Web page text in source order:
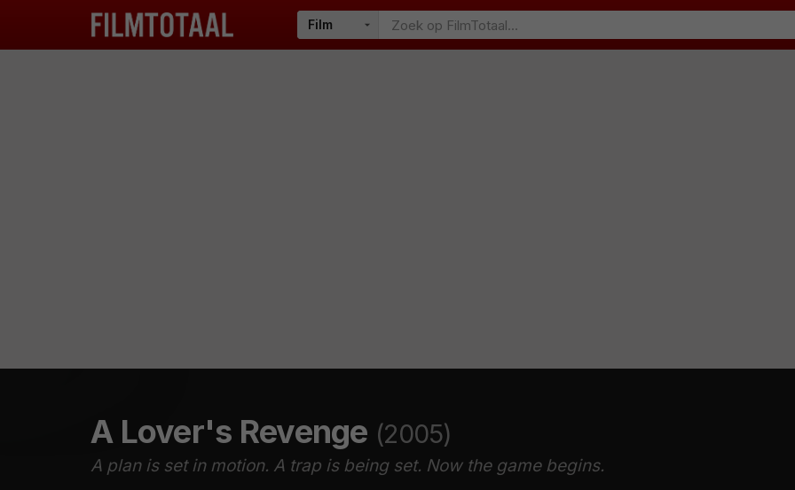
A Lover's Revenge (2005)
A plan is set in motion. A trap is being set. Now the game begins.